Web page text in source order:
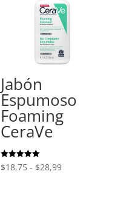
Jabón
Espumoso
Foaming
CeraVe
Valorado
con
$18,75 - $28,99Rango